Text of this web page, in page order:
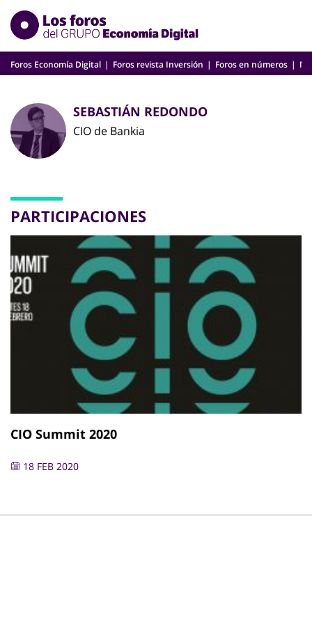
Skip
content
Foros Economía Digital Foros revista Inversión Foros en números
SEBASTIÁN REDONDO
CIO de Bankia
PARTICIPACIONES
CIO Summit 2020
18 FEB 2020